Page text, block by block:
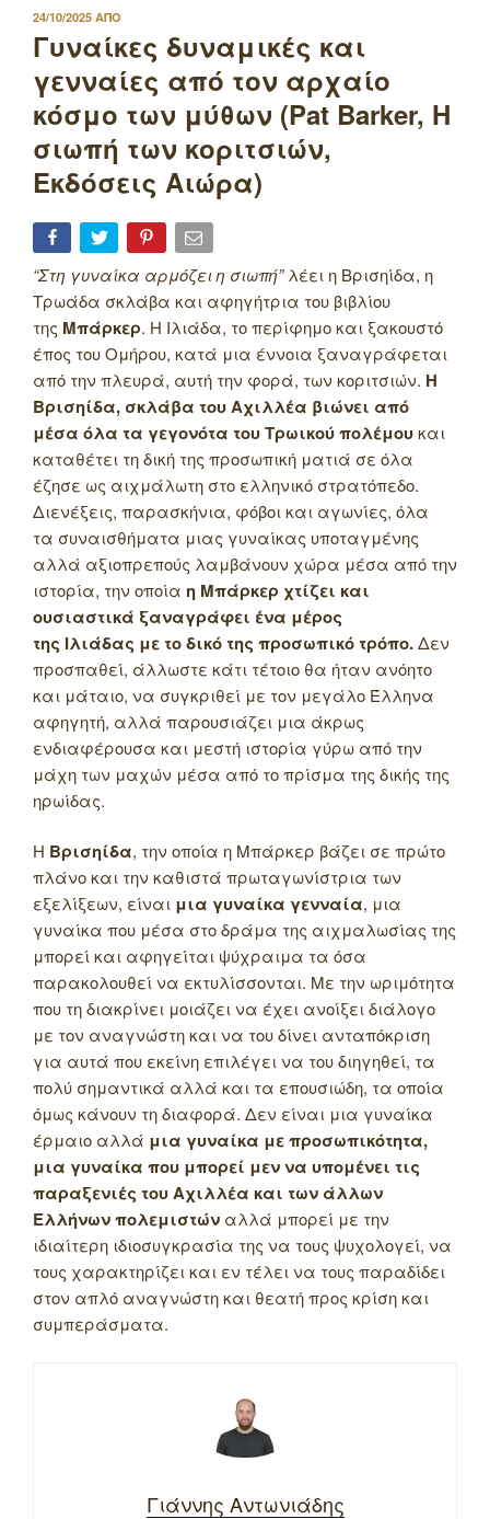
ΔΗΜΟΣΙΕΥΤΗΚΕ
ΣΤΙΣ
24/10/2025 ΑΠΟ
Γυναίκες δυναμικές και
γενναίες από τον αρχαίο
κόσμο των μύθων (Pat Barker, Η
σιωπή των κοριτσιών,
Εκδόσεις Αιώρα)
“Στη γυναίκα αρμόζει η σιωπή”λέει η Βρισηίδα, η
Τρωάδα σκλάβα και αφηγήτρια του βιβλίου
της Μπάρκερ. Η Ιλιάδα, το περίφημο και ξακουστό
έπος του Ομήρου, κατά μια έννοια ξαναγράφεται
από την πλευρά, αυτή την φορά, των κοριτσιών. Η
Βρισηίδα, σκλάβα του Αχιλλέα βιώνει από
μέσα όλα τα γεγονότα του Τρωικού πολέμουκαι
καταθέτει τη δική της προσωπική ματιά σε όλα
έζησε ως αιχμάλωτη στο ελληνικό στρατόπεδο.
Διενέξεις, παρασκήνια, φόβοι και αγωνίες, όλα
τα συναισθήματα μιας γυναίκας υποταγμένης
αλλά αξιοπρεπούς λαμβάνουν χώρα μέσα από την
ιστορία, την οποία η Μπάρκερ χτίζει και
ουσιαστικά ξαναγράφει ένα μέρος
της Ιλιάδας με το δικό της προσωπικό τρόπο.Δεν
προσπαθεί, άλλωστε κάτι τέτοιο θα ήταν ανόητο
και μάταιο, να συγκριθεί με τον μεγάλο Έλληνα
αφηγητή, αλλά παρουσιάζει μια άκρως
ενδιαφέρουσα και μεστή ιστορία γύρω από την
μάχη των μαχών μέσα από το πρίσμα της δικής της
ηρωίδας.
Η Βρισηίδα, την οποία η Μπάρκερ βάζει σε πρώτο
πλάνο και την καθιστά πρωταγωνίστρια των
εξελίξεων, είναι μια γυναίκα γενναία, μια
γυναίκα που μέσα στο δράμα της αιχμαλωσίας της
μπορεί και αφηγείται ψύχραιμα τα όσα
παρακολουθεί να εκτυλίσσονται. Με την ωριμότητα
που τη διακρίνει μοιάζει να έχει ανοίξει διάλογο
με τον αναγνώστη και να του δίνει ανταπόκριση
για αυτά που εκείνη επιλέγει να του διηγηθεί, τα
πολύ σημαντικά αλλά και τα επουσιώδη, τα οποία
όμως κάνουν τη διαφορά. Δεν είναι μια γυναίκα
έρμαιο αλλά μια γυναίκα με προσωπικότητα,
μια γυναίκα που μπορεί μεν να υπομένει τις
παραξενιές του Αχιλλέα και των άλλων
Ελλήνων πολεμιστών αλλά μπορεί με την
ιδιαίτερη ιδιοσυγκρασία της να τους ψυχολογεί, να
τους χαρακτηρίζει και εν τέλει να τους παραδίδει
στον απλό αναγνώστη και θεατή προς κρίση και
συμπεράσματα.
Γιάννης Αντωνιάδης